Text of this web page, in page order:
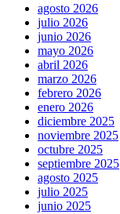
agosto 2026
julio 2026
junio 2026
mayo 2026
abril 2026
marzo 2026
febrero 2026
enero 2026
diciembre 2025
noviembre 2025
octubre 2025
septiembre 2025
agosto 2025
julio 2025
junio 2025